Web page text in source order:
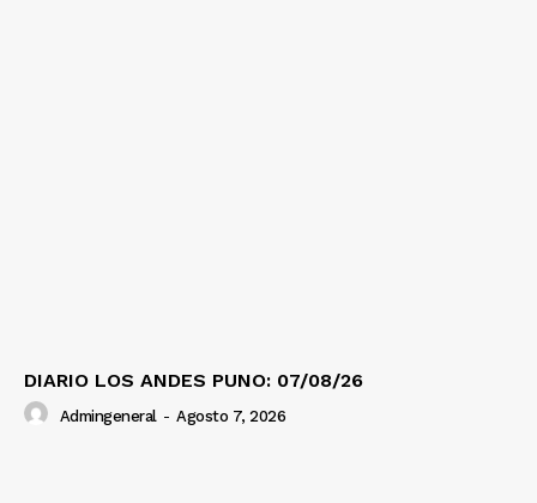
DIARIO LOS ANDES PUNO: 07/08/26
Admingeneral - Agosto 7, 2026